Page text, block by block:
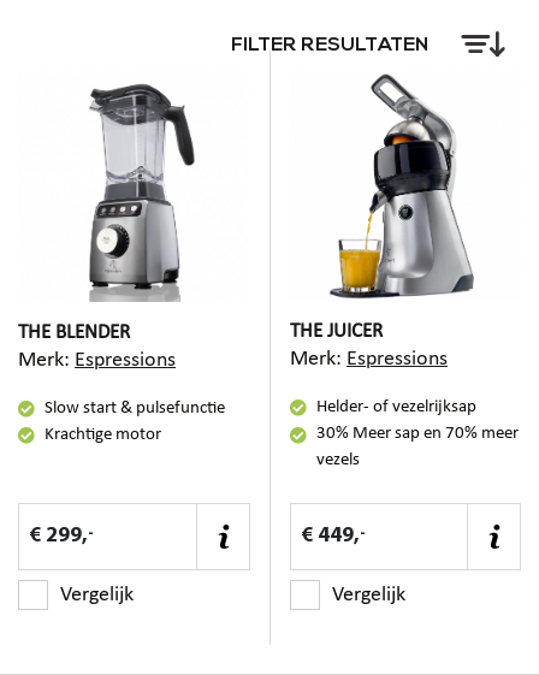
FILTER RESULTATEN
THE BLENDER
Merk: Espressions
Slow start & pulsefunctie
Krachtige motor
€ 299,-
Vergelijk
THE JUICER
Merk: Espressions
Helder- of vezelrijksap
30% Meer sap en 70% meer
vezels
€ 449,-
Vergelijk